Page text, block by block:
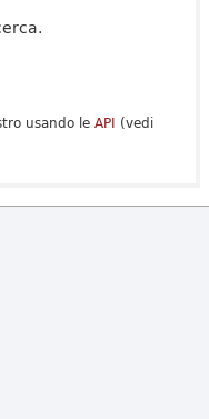
usando le API (vedi